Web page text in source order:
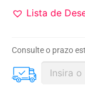
Lista de
Consulte o prazo